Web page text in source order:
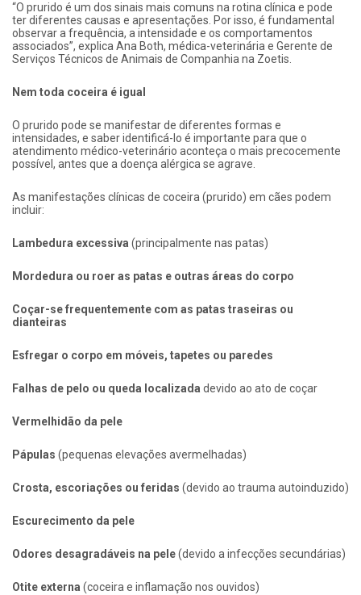
“O prurido é um dos sinais mais comuns na rotina clínica e pode
ter diferentes causas e apresentações. Por isso, é fundamental
observar a frequência, a intensidade e os comportamentos
associados”, explica Ana Both, médica-veterinária e Gerente de
Serviços Técnicos de Animais de Companhia na Zoetis.
Nem toda coceira é igual
O prurido pode se manifestar de diferentes formas e
intensidades, e saber identificá-lo é importante para que o
atendimento médico-veterinário aconteça o mais precocemente
possível, antes que a doença alérgica se agrave.
As manifestações clínicas de coceira (prurido) em cães podem
incluir:
Lambedura excessiva (principalmente nas patas)
Mordedura ou roer as patas e outras áreas do corpo
Coçar-se frequentemente com as patas traseiras ou
dianteiras
Esfregar o corpo em móveis, tapetes ou paredes
Falhas de pelo ou queda localizada devido ao ato de coçar
Vermelhidão da pele
Pápulas (pequenas elevações avermelhadas)
Crosta, escoriações ou feridas (devido ao trauma autoinduzido)
Escurecimento da pele
Odores desagradáveis na pele(devido a infecções secundárias)
Otite externa (coceira e inflamação nos ouvidos)